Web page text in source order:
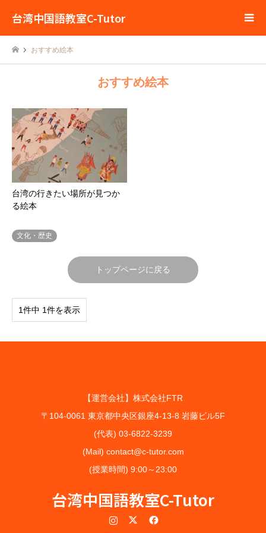
台湾中国語教室C-Tutor
おすすめ絵本
おすすめ絵本
台湾の行きたい場所が見つか
る絵本
文化・歴史
トップページに戻る
1件中 1件を表示
【運営会社】株式会社FTR
〒104-0061 東京都中央区銀座4-13-8 岩藤ビル5F
(代表) 03-6822-3239
(Mail) contact@c-tutor.com
(授業時間) 9:00～23:00
台湾中国語教室C-Tutor